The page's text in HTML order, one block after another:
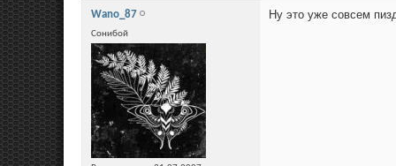
Wano_87
Сонибой
Ну это уже совсем